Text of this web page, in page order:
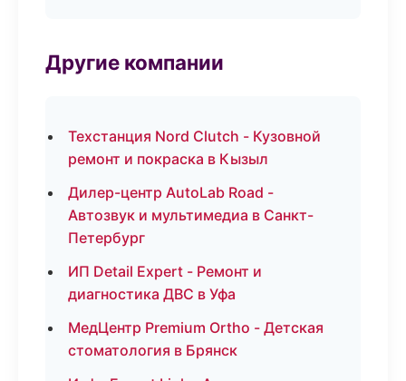
Другие компании
Техстанция Nord Clutch - Кузовной
ремонт и покраска в Кызыл
Дилер-центр AutoLab Road -
Автозвук и мультимедиа в Санкт-
Петербург
ИП Detail Expert - Ремонт и
диагностика ДВС в Уфа
МедЦентр Premium Ortho - Детская
стоматология в Брянск